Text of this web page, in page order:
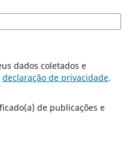
declaração de privacidade.